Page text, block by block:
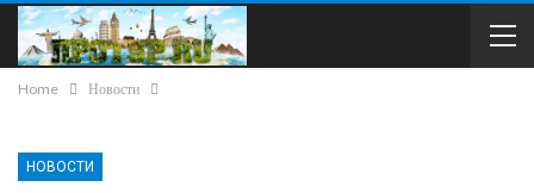
Home Новости
НОВОСТИ